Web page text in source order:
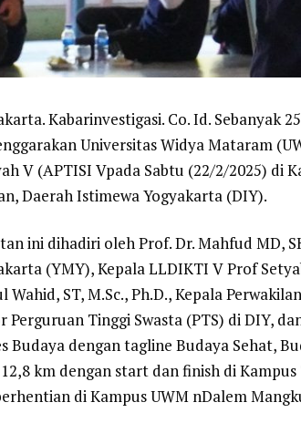
Kabarinvestigasi. Co. Id. Sebanyak
Universitas Widya Mataram
V (APTISI Vpada Sabtu (22/2/2025) di
Daerah Istimewa Yogyakarta (DIY).
ini dihadiri oleh Prof. Dr. Mahfud MD,
(YMY), Kepala LLDIKTI V Prof
Wahid, ST, M.Sc., Ph.D., Kepala
Perguruan Tinggi Swasta (PTS) di DIY,
Budaya dengan tagline Budaya Sehat,
km dengan start dan finish di
di Kampus UWM nDalem